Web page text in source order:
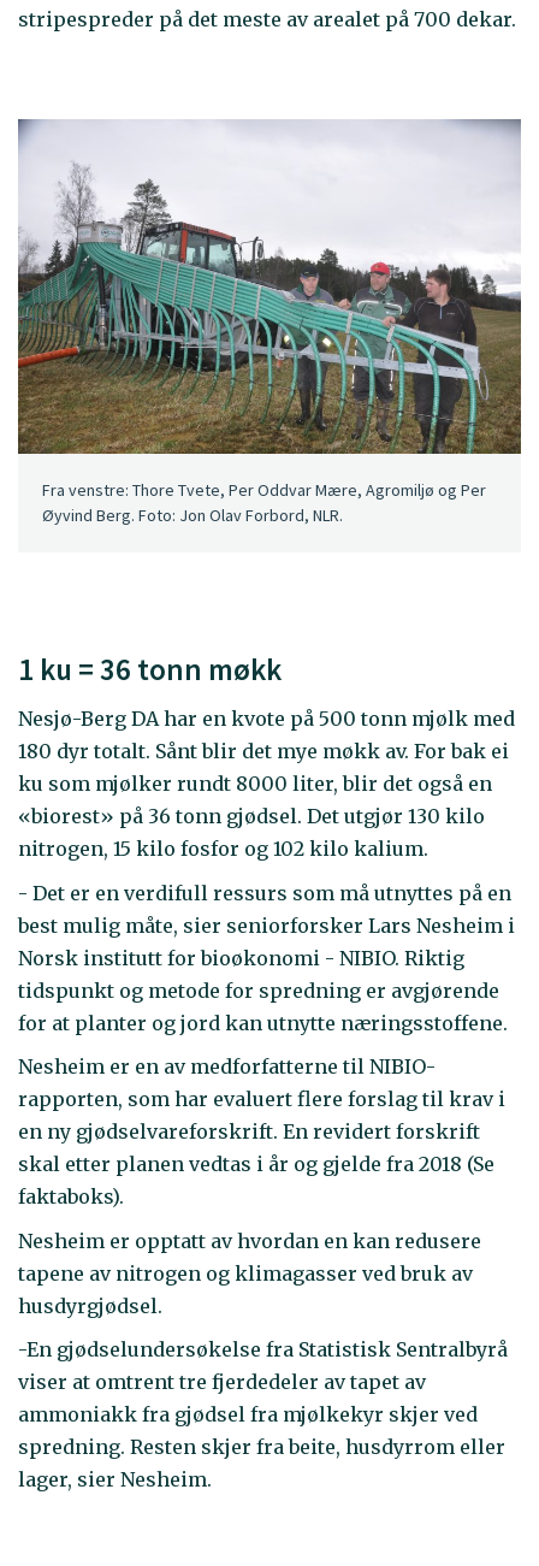
stripespreder på det meste av arealet på 700 dekar.
Fra venstre: Thore Tvete, Per Oddvar Mære, Agromiljø og Per
Øyvind Berg. Foto: Jon Olav Forbord, NLR.
1 ku = 36 tonn møkk
Nesjø-Berg DA har en kvote på 500 tonn mjølk med
180 dyr totalt. Sånt blir det mye møkk av. For bak ei
ku som mjølker rundt 8000 liter, blir det også en
«biorest» på 36 tonn gjødsel. Det utgjør 130 kilo
nitrogen, 15 kilo fosfor og 102 kilo kalium.
- Det er en verdifull ressurs som må utnyttes på en
best mulig måte, sier seniorforsker Lars Nesheim i
Norsk institutt for bioøkonomi - NIBIO. Riktig
tidspunkt og metode for spredning er avgjørende
for at planter og jord kan utnytte næringsstoffene.
Nesheim er en av medforfatterne til NIBIO-
rapporten, som har evaluert flere forslag til krav i
en ny gjødselvareforskrift. En revidert forskrift
skal etter planen vedtas i år og gjelde fra 2018 (Se
faktaboks).
Nesheim er opptatt av hvordan en kan redusere
tapene av nitrogen og klimagasser ved bruk av
husdyrgjødsel.
-En gjødselundersøkelse fra Statistisk Sentralbyrå
viser at omtrent tre fjerdedeler av tapet av
ammoniakk fra gjødsel fra mjølkekyr skjer ved
spredning. Resten skjer fra beite, husdyrrom eller
lager, sier Nesheim.